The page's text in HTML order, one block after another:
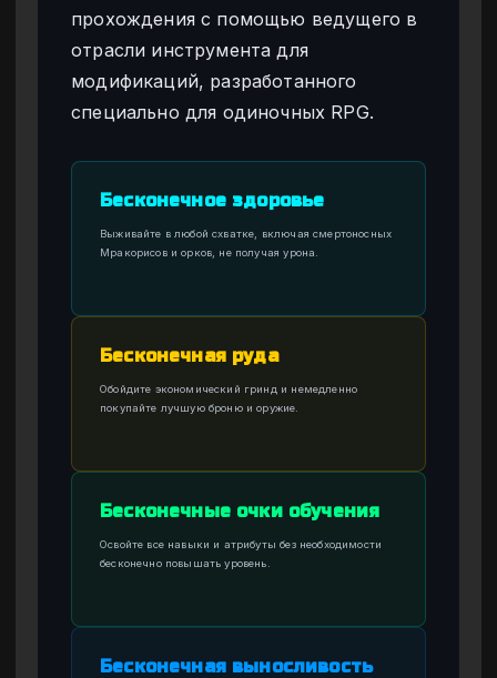
прохождения с помощью ведущего в
отрасли инструмента для
модификаций, разработанного
специально для одиночных RPG.
Бесконечное здоровье
Выживайте в любой схватке, включая смертоносных
Мракорисов и орков, не получая урона.
Бесконечная руда
Обойдите экономический гринд и немедленно
покупайте лучшую броню и оружие.
Бесконечные очки обучения
Освойте все навыки и атрибуты без необходимости
бесконечно повышать уровень.
Бесконечная выносливость